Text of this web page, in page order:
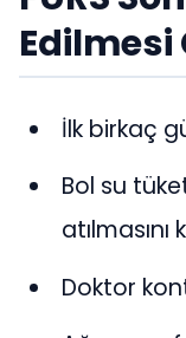
Edilmesi
İlk birkaç
Bol su
atılmasını
Doktor